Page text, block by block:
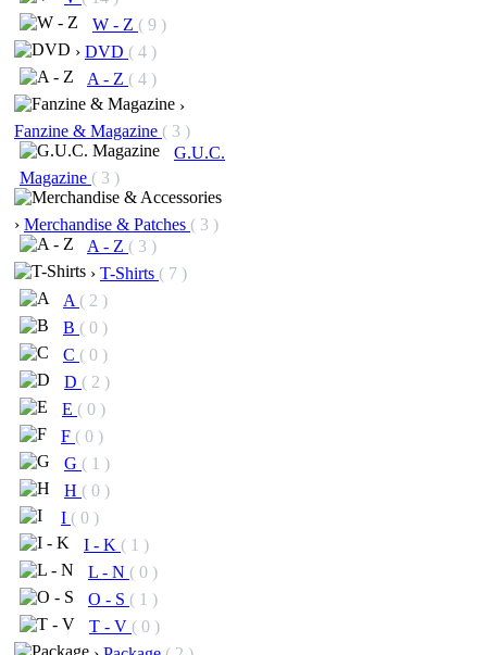
W - Z ( 9 )
› DVD ( 4 )
A - Z ( 4 )
›
Fanzine & Magazine ( 3 )
G.U.C.
Magazine ( 3 )
› Merchandise & Patches ( 3 )
A - Z ( 3 )
› T-Shirts ( 7 )
A ( 2 )
B ( 0 )
C ( 0 )
D ( 2 )
E ( 0 )
F ( 0 )
G ( 1 )
H ( 0 )
I ( 0 )
I - K ( 1 )
L - N ( 0 )
O - S ( 1 )
T - V ( 0 )